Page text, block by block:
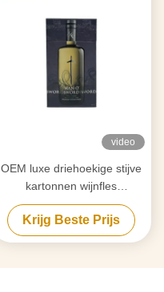
video
OEM luxe driehoekige stijve
kartonnen wijnfles
geschenkdoos met
kartonnen invoegbak
Krijg Beste Prijs